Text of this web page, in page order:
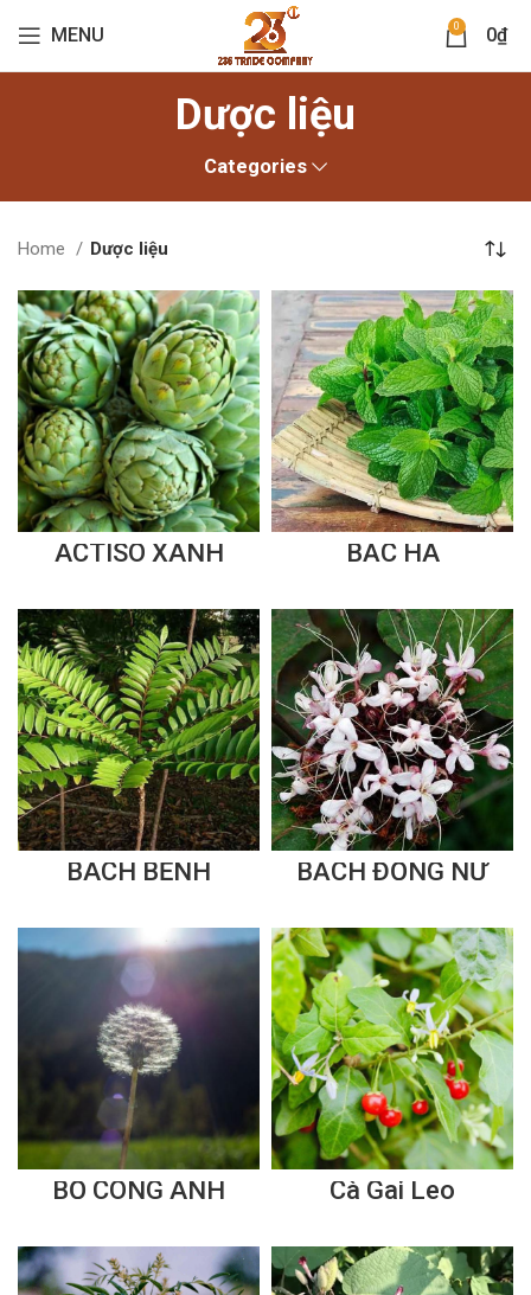
MENU 0 0₫
Dược liệu
Categories
Home Dược liệu
ACTISO XANH BẠC HÀ
BÁCH BỆNH BẠCH ĐỒNG NỮ
BỒ CÔNG ANH Cà Gai Leo